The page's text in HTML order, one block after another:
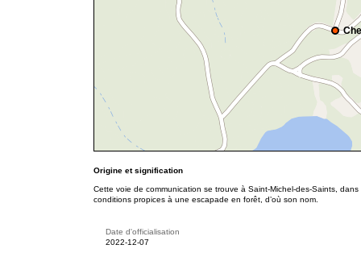
Origine et signification
Cette voie de communication se trouve à Saint-Michel-des-Saints,
conditions propices à une escapade en forêt, d’où son nom.
Date d'officialisation
2022-12-07